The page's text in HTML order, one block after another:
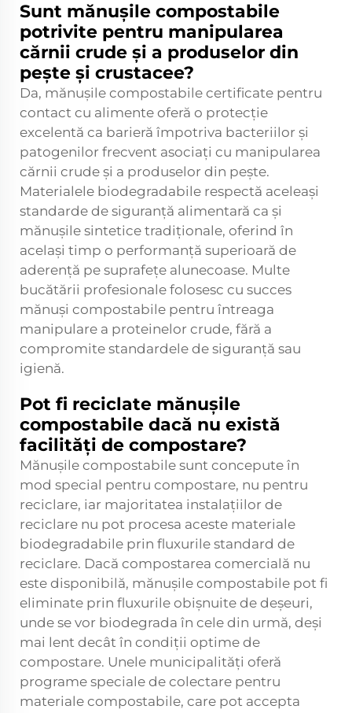
Sunt mănușile compostabile
potrivite pentru manipularea
cărnii crude și a produselor din
pește și crustacee?
Da, mănușile compostabile certificate pentru
contact cu alimente oferă o protecție
excelentă ca barieră împotriva bacteriilor și
patogenilor frecvent asociați cu manipularea
cărnii crude și a produselor din pește.
Materialele biodegradabile respectă aceleași
standarde de siguranță alimentară ca și
mănușile sintetice tradiționale, oferind în
același timp o performanță superioară de
aderență pe suprafețe alunecoase. Multe
bucătării profesionale folosesc cu succes
mănuși compostabile pentru întreaga
manipulare a proteinelor crude, fără a
compromite standardele de siguranță sau
igienă.
Pot fi reciclate mănușile
compostabile dacă nu există
facilități de compostare?
Mănușile compostabile sunt concepute în
mod special pentru compostare, nu pentru
reciclare, iar majoritatea instalațiilor de
reciclare nu pot procesa aceste materiale
biodegradabile prin fluxurile standard de
reciclare. Dacă compostarea comercială nu
este disponibilă, mănușile compostabile pot fi
eliminate prin fluxurile obișnuite de deșeuri,
unde se vor biodegrada în cele din urmă, deși
mai lent decât în condiții optime de
compostare. Unele municipalități oferă
programe speciale de colectare pentru
materiale compostabile, care pot accepta